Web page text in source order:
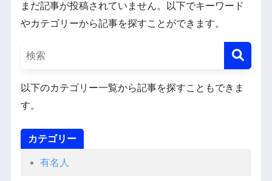
まだ記事が投稿されていません。以下でキーワード
やカテゴリーから記事を探すことができます。
以下のカテゴリー一覧から記事を探すこともできま
す。
カテゴリー
有名人